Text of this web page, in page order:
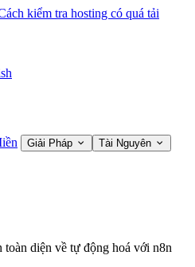
kiểm tra hosting có quá tải
Giải Pháp Tài Nguyên
toàn diện về tự động hoá với n8n